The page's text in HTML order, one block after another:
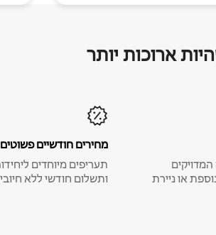
ארוכות יותר
או ניירת
מחירים חודשיים פשוטים
תעריפים מיוחדים
ותשלום חודשי ללא